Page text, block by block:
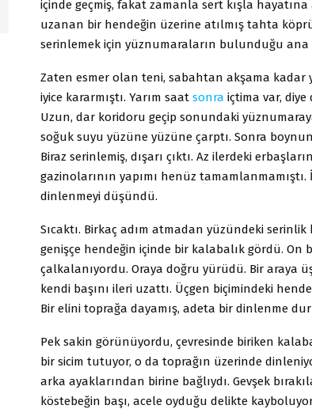
içinde geçmiş, fakat zamanla sert kışla hayatına
uzanan bir hendeğin üzerine atılmış tahta
serinlemek için yüznumaraların bulunduğu
Zaten esmer olan teni, sabahtan akşama kadar
iyice kararmıştı. Yarım saat sonra içtima var,
Uzun, dar koridoru geçip sonundaki
soğuk suyu yüzüne yüzüne çarptı. Sonra
Biraz serinlemiş, dışarı çıktı. Az ilerdeki
gazinolarının yapımı henüz
dinlenmeyi düşündü.
Sıcaktı. Birkaç adım atmadan yüzündeki
genişçe hendeğin içinde bir kalabalık gördü. On
çalkalanıyordu. Oraya doğru yürüdü. Bir araya
kendi başını ileri uzattı. Üçgen biçimindeki
Bir elini toprağa dayamış, adeta bir dinlenme
Pek sakin görünüyordu, çevresinde biriken
bir sicim tutuyor, o da toprağın üzerinde
arka ayaklarından birine bağlıydı. Gevşek
köstebeğin başı, acele oyduğu delikte